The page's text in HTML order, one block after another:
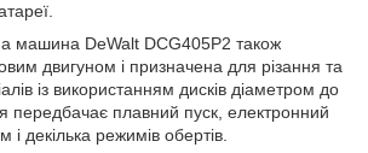
машина DeWalt DCG405P2 також
двигуном і призначена для різання та
із використанням дисків діаметром до
передбачає плавний пуск, електронний
і декілька режимів обертів.